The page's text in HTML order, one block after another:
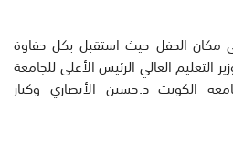
الحفل حيث استقبل بكل حفاوة
التعليم العالي الرئيس الأعلى للجامعة
الكويت د.حسين الأنصاري وكبار